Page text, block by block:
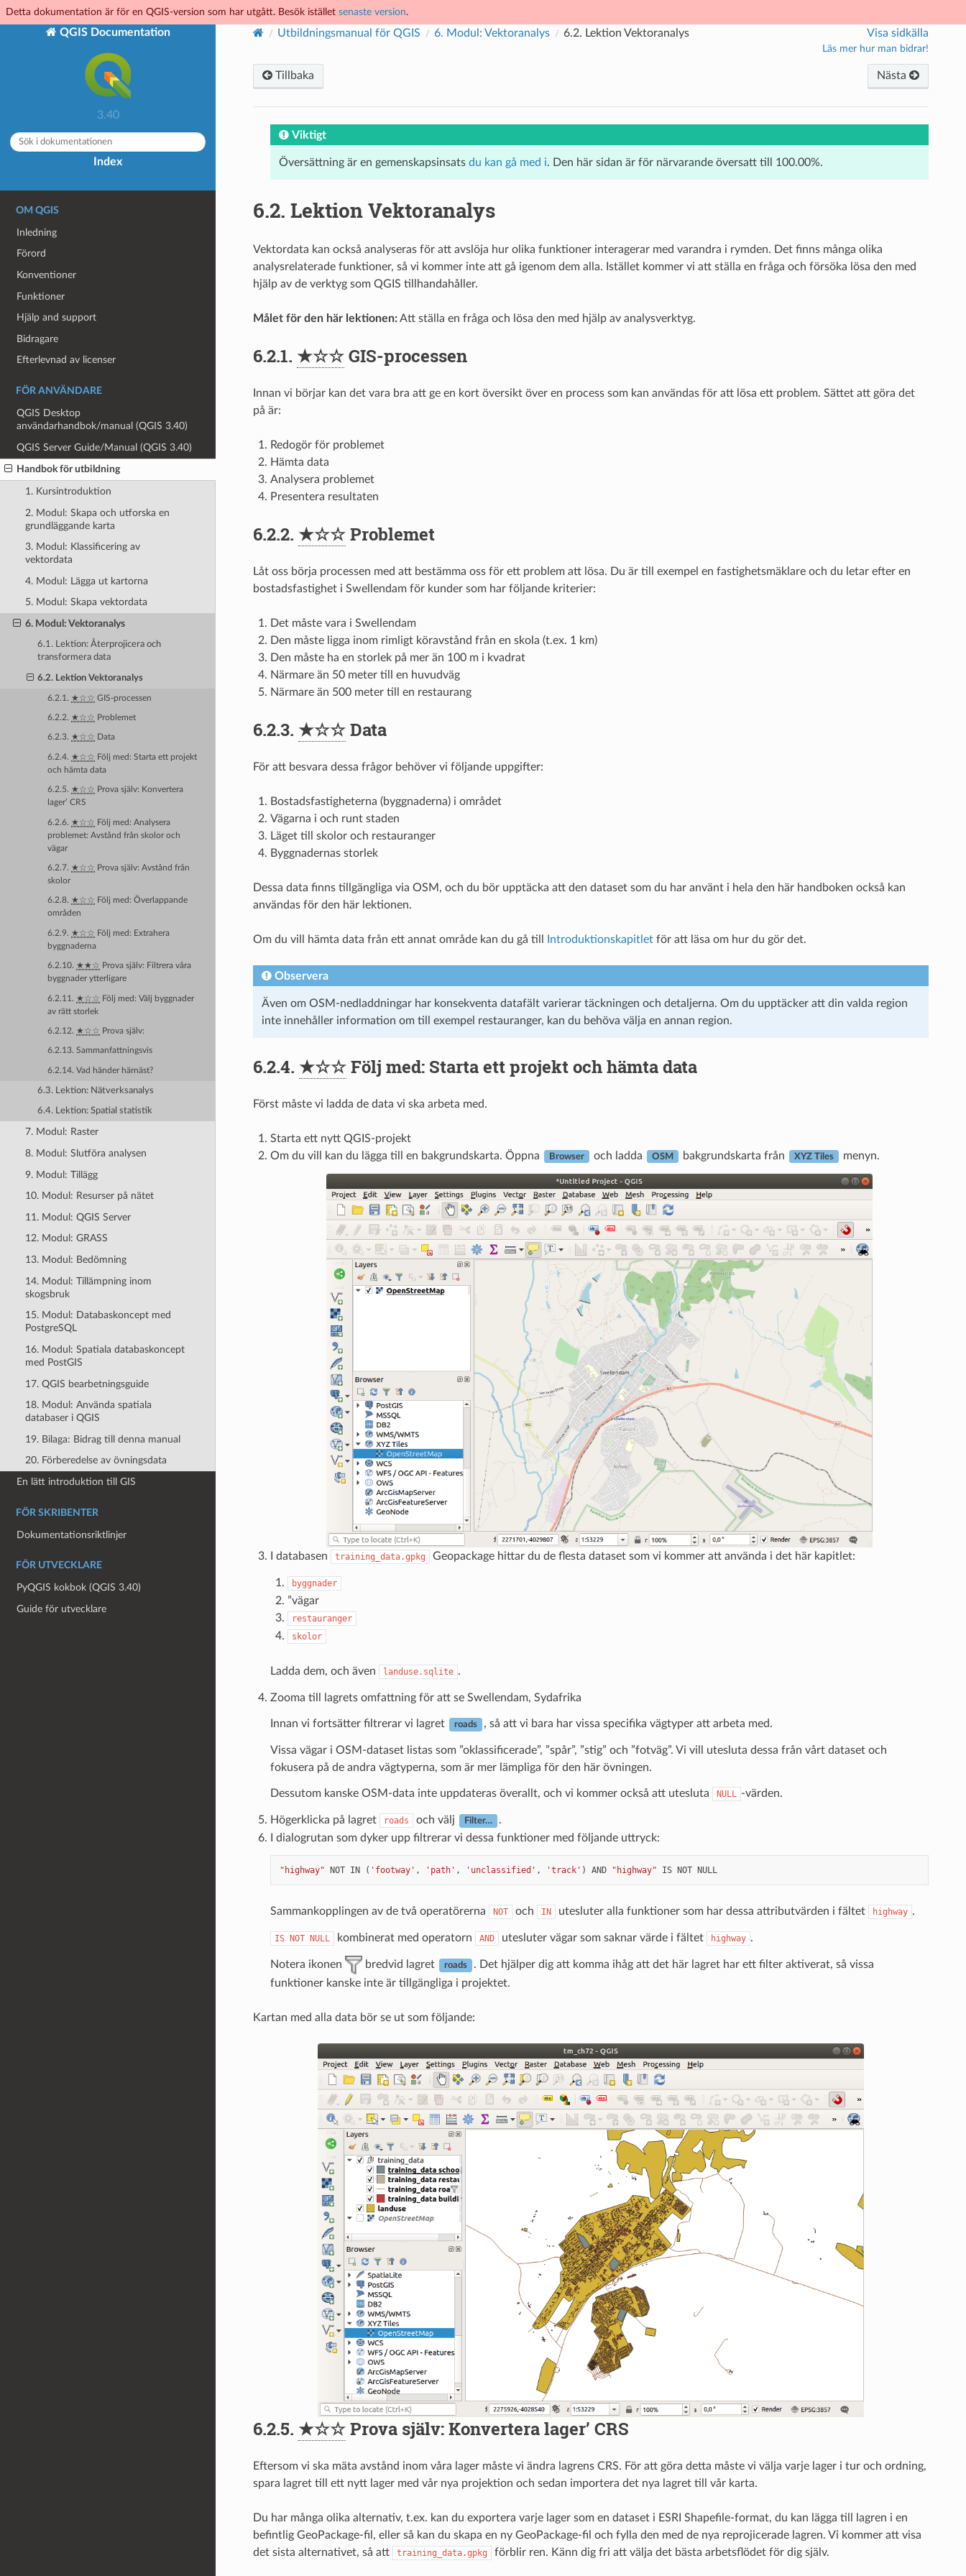
Detta dokumentation är för en QGIS-version som har utgått. Besök istället senaste version.
QGIS Documentation
3.40
Index
OM QGIS
Inledning
Förord
Konventioner
Funktioner
Hjälp and support
Bidragare
Efterlevnad av licenser
FÖR ANVÄNDARE
QGIS Desktop
användarhandbok/manual (QGIS 3.40)
QGIS Server Guide/Manual (QGIS 3.40)
Handbok för utbildning
1. Kursintroduktion
2. Modul: Skapa och utforska en
grundläggande karta
3. Modul: Klassificering av
vektordata
4. Modul: Lägga ut kartorna
5. Modul: Skapa vektordata
6. Modul: Vektoranalys
6.1. Lektion: Återprojicera och
transformera data
6.2. Lektion Vektoranalys
6.2.1. ★☆☆ GIS-processen
6.2.2. ★☆☆ Problemet
6.2.3. ★☆☆ Data
6.2.4. ★☆☆ Följ med: Starta ett projekt
och hämta data
6.2.5. ★☆☆ Prova själv: Konvertera
lager’ CRS
6.2.6. ★☆☆ Följ med: Analysera
problemet: Avstånd från skolor och
vägar
6.2.7. ★☆☆ Prova själv: Avstånd från
skolor
6.2.8. ★☆☆ Följ med: Överlappande
områden
6.2.9. ★☆☆ Följ med: Extrahera
byggnaderna
6.2.10. ★★☆ Prova själv: Filtrera våra
byggnader ytterligare
6.2.11. ★☆☆ Följ med: Välj byggnader
av rätt storlek
6.2.12. ★☆☆ Prova själv:
6.2.13. Sammanfattningsvis
6.2.14. Vad händer härnäst?
6.3. Lektion: Nätverksanalys
6.4. Lektion: Spatial statistik
7. Modul: Raster
8. Modul: Slutföra analysen
9. Modul: Tillägg
10. Modul: Resurser på nätet
11. Modul: QGIS Server
12. Modul: GRASS
13. Modul: Bedömning
14. Modul: Tillämpning inom
skogsbruk
15. Modul: Databaskoncept med
PostgreSQL
16. Modul: Spatiala databaskoncept
med PostGIS
17. QGIS bearbetningsguide
18. Modul: Använda spatiala
databaser i QGIS
19. Bilaga: Bidrag till denna manual
20. Förberedelse av övningsdata
En lätt introduktion till GIS
FÖR SKRIBENTER
Dokumentationsriktlinjer
FÖR UTVECKLARE
PyQGIS kokbok (QGIS 3.40)
Guide för utvecklare
Utbildningsmanual för QGIS 6. Modul: Vektoranalys 6.2. Lektion Vektoranalys Visa sidkälla
Läs mer hur man bidrar!
Tillbaka Nästa
Viktigt
Översättning är en gemenskapsinsats du kan gå med i. Den här sidan är för närvarande översatt till 100.00%.
6.2. Lektion Vektoranalys
Vektordata kan också analyseras för att avslöja hur olika funktioner interagerar med varandra i rymden. Det finns många olika
analysrelaterade funktioner, så vi kommer inte att gå igenom dem alla. Istället kommer vi att ställa en fråga och försöka lösa den med
hjälp av de verktyg som QGIS tillhandahåller.
Målet för den här lektionen:Att ställa en fråga och lösa den med hjälp av analysverktyg.
6.2.1. ★☆☆GIS-processen
Innan vi börjar kan det vara bra att ge en kort översikt över en process som kan användas för att lösa ett problem. Sättet att göra det
på är:
Redogör för problemet
Hämta data
Analysera problemet
Presentera resultaten
6.2.2. ★☆☆Problemet
Låt oss börja processen med att bestämma oss för ett problem att lösa. Du är till exempel en fastighetsmäklare och du letar efter en
bostadsfastighet i Swellendam för kunder som har följande kriterier:
Det måste vara i Swellendam
Den måste ligga inom rimligt köravstånd från en skola (t.ex. 1 km)
Den måste ha en storlek på mer än 100 m i kvadrat
Närmare än 50 meter till en huvudväg
Närmare än 500 meter till en restaurang
6.2.3. ★☆☆Data
För att besvara dessa frågor behöver vi följande uppgifter:
Bostadsfastigheterna (byggnaderna) i området
Vägarna i och runt staden
Läget till skolor och restauranger
Byggnadernas storlek
Dessa data finns tillgängliga via OSM, och du bör upptäcka att den dataset som du har använt i hela den här handboken också kan
användas för den här lektionen.
Om du vill hämta data från ett annat område kan du gå till Introduktionskapitletför att läsa om hur du gör det.
Observera
Även om OSM-nedladdningar har konsekventa datafält varierar täckningen och detaljerna. Om du upptäcker att din valda region
inte innehåller information om till exempel restauranger, kan du behöva välja en annan region.
6.2.4. ★☆☆Följ med: Starta ett projekt och hämta data
Först måste vi ladda de data vi ska arbeta med.
Starta ett nytt QGIS-projekt
Om du vill kan du lägga till en bakgrundskarta. Öppna
Browser och ladda OSM bakgrundskarta från XYZ Tiles menyn.
I databasen training_data.gpkg Geopackage hittar du de flesta dataset som vi kommer att använda i det här kapitlet:
byggnader
”vägar
restauranger
skolor
Ladda dem, och även landuse.sqlite .
Zooma till lagrets omfattning för att se Swellendam, Sydafrika
Innan vi fortsätter filtrerar vi lagret roads , så att vi bara har vissa specifika vägtyper att arbeta med.
Vissa vägar i OSM-dataset listas som ”oklassificerade”, ”spår”, ”stig” och ”fotväg”. Vi vill utesluta dessa från vårt dataset och
fokusera på de andra vägtyperna, som är mer lämpliga för den här övningen.
Dessutom kanske OSM-data inte uppdateras överallt, och vi kommer också att utesluta NULL -värden.
Högerklicka på lagret roads och välj Filter…
.
I dialogrutan som dyker upp filtrerar vi dessa funktioner med följande uttryck:
"highway" NOT IN ( 'footway' , 'path' , 'unclassified' , 'track' ) AND "highway" IS NOT NULL
Sammankopplingen av de två operatörerna NOT och IN utesluter alla funktioner som har dessa attributvärden i fältet highway .
IS NOT NULL kombinerat med operatorn AND utesluter vägar som saknar värde i fältet highway .
Notera ikonen bredvid lagret roads
. Det hjälper dig att komma ihåg att det här lagret har ett filter aktiverat, så vissa
funktioner kanske inte är tillgängliga i projektet.
Kartan med alla data bör se ut som följande:
6.2.5. ★☆☆Prova själv: Konvertera lager’ CRS
Eftersom vi ska mäta avstånd inom våra lager måste vi ändra lagrens CRS. För att göra detta måste vi välja varje lager i tur och ordning,
spara lagret till ett nytt lager med vår nya projektion och sedan importera det nya lagret till vår karta.
Du har många olika alternativ, t.ex. kan du exportera varje lager som en dataset i ESRI Shapefile-format, du kan lägga till lagren i en
befintlig GeoPackage-fil, eller så kan du skapa en ny GeoPackage-fil och fylla den med de nya reprojicerade lagren. Vi kommer att visa
det sista alternativet, så att
training_data.gpkg förblir ren. Känn dig fri att välja det bästa arbetsflödet för dig själv.